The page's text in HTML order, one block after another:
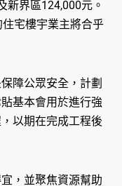
新界區124,000元。
宅樓宇業主將合乎
障公眾安全，計劃
基本會用於進行強
以期在完成工程後
，並聚焦資源幫助